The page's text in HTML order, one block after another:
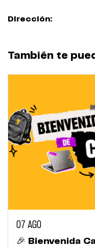
Dirección:
También te
07 AGO
🎉 Bienvenida